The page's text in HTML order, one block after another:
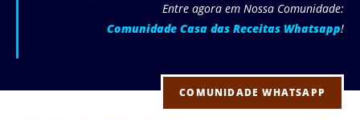
Entre agora em Nossa Comunidade:
Comunidade Casa das Receitas Whatsapp!
COMUNIDADE WHATSAPP